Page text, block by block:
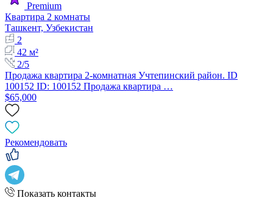
Premium
Квартира 2 комнаты
Ташкент, Узбекистан
2
42 м²
2/5
Продажа квартира 2-комнатная Учтепинский район. ID
100152 ID: 100152 Продажа квартира …
$65,000
Рекомендовать
Показать контакты